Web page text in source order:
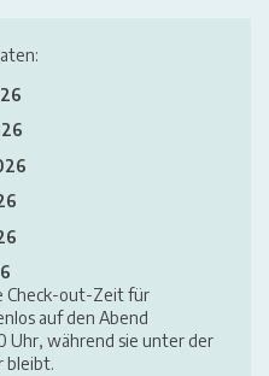
Check-out-Zeit für
auf den Abend
Uhr, während sie unter der
bleibt.